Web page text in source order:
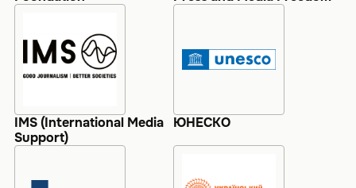
IMS (International Media
Support)
ЮНЕСКО